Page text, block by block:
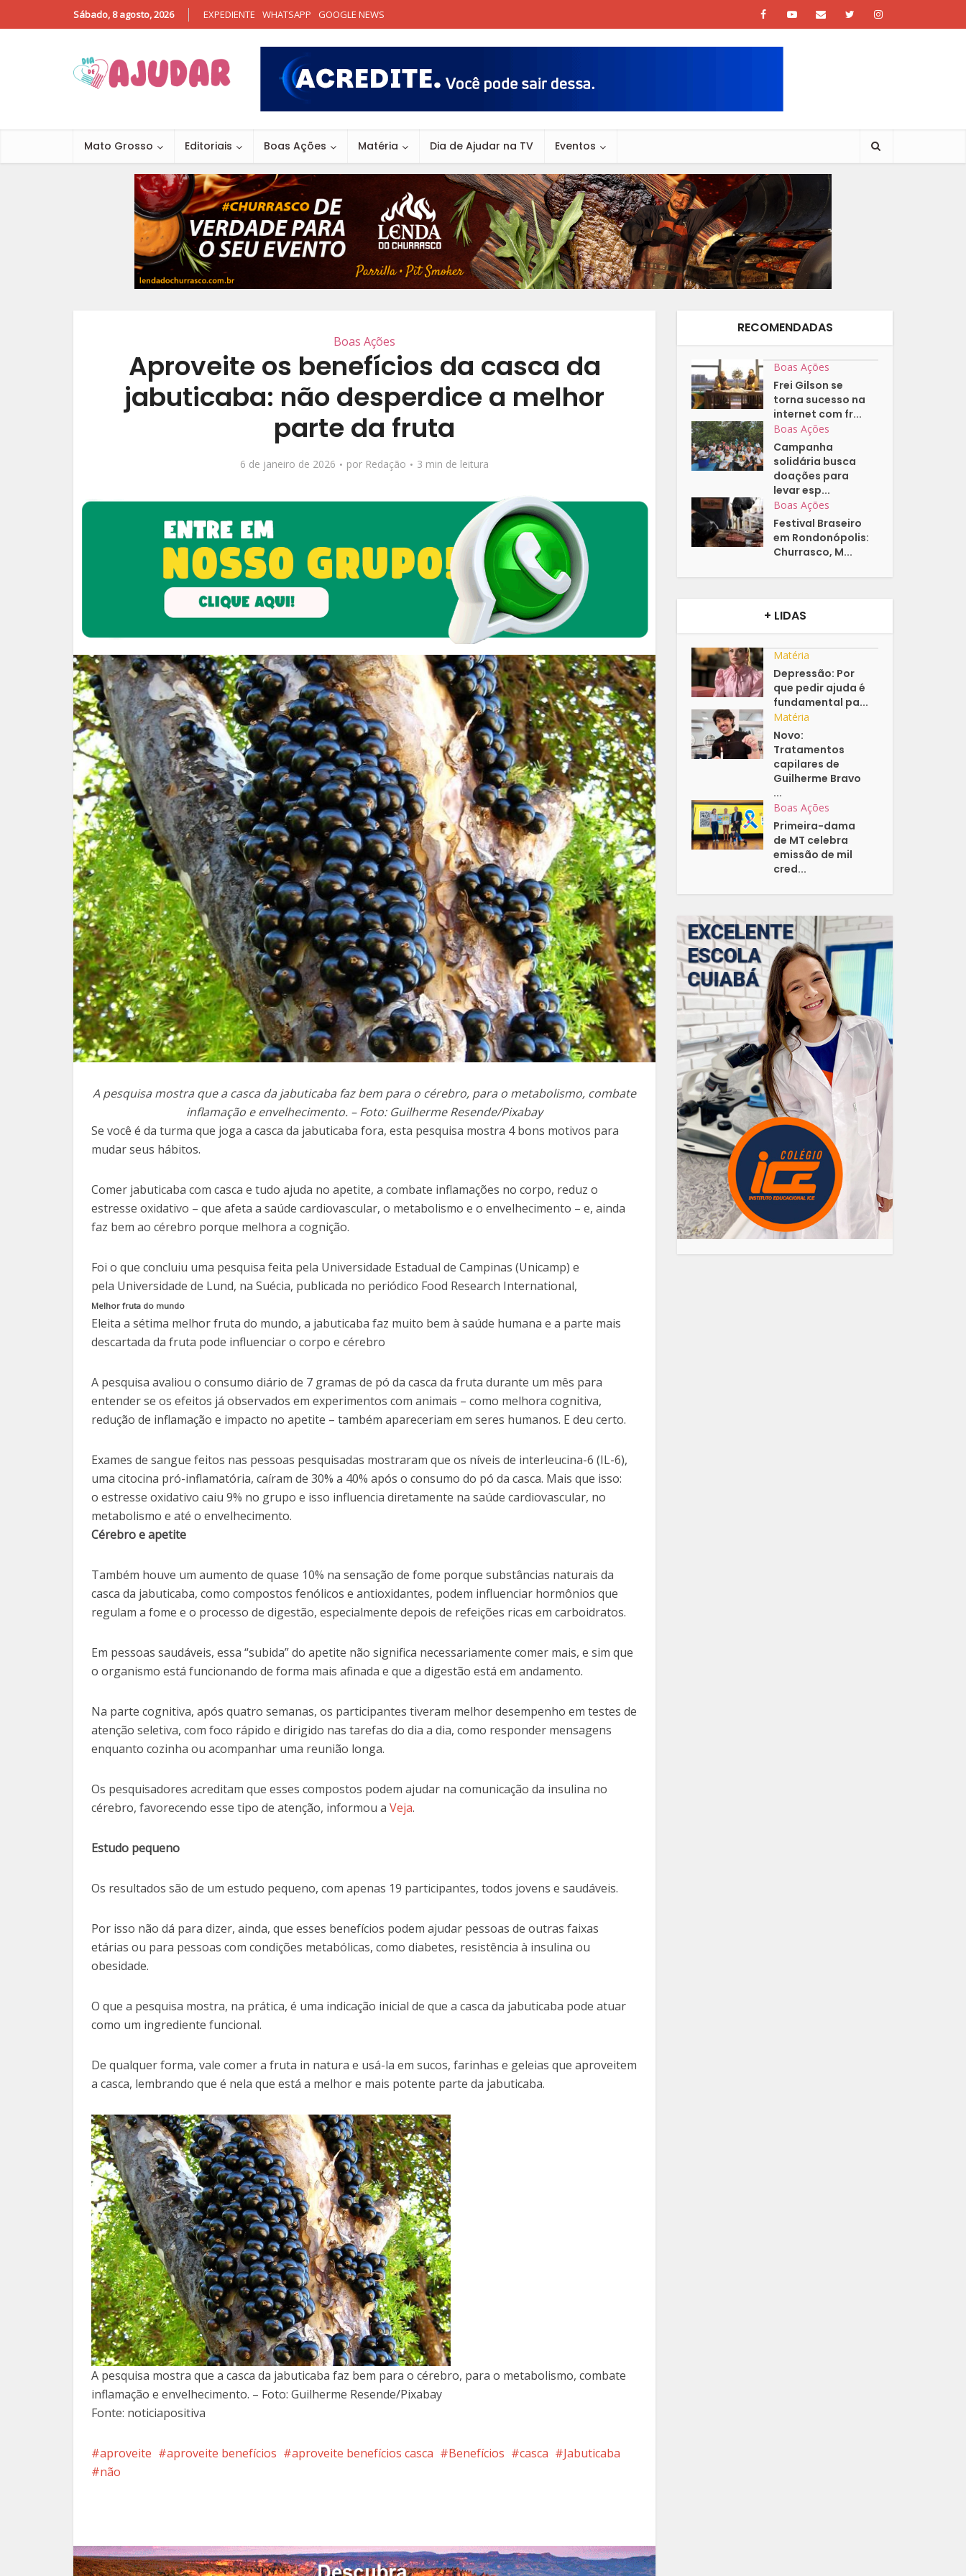
Sábado, 8 agosto, 2026 EXPEDIENTE WHATSAPP GOOGLE NEWS
Mato Grosso Editoriais Boas Ações Matéria Dia de Ajudar na TV Eventos
Boas Ações
Aproveite os benefícios da casca da
jabuticaba: não desperdice a melhor
parte da fruta
6 de janeiro de 2026 por Redação 3 min de leitura
A pesquisa mostra que a casca da jabuticaba faz bem para o cérebro, para o metabolismo, combate
inflamação e envelhecimento. – Foto: Guilherme Resende/Pixabay
Se você é da turma que joga a casca da jabuticaba fora, esta pesquisa mostra 4 bons motivos para
mudar seus hábitos.
Comer jabuticaba com casca e tudo ajuda no apetite, a combate inflamações no corpo, reduz o
estresse oxidativo – que afeta a saúde cardiovascular, o metabolismo e o envelhecimento – e, ainda
faz bem ao cérebro porque melhora a cognição.
Foi o que concluiu uma pesquisa feita pela Universidade Estadual de Campinas (Unicamp) e
pela Universidade de Lund, na Suécia, publicada no periódico Food Research International,
Melhor fruta do mundo
Eleita a sétima melhor fruta do mundo, a jabuticaba faz muito bem à saúde humana e a parte mais
descartada da fruta pode influenciar o corpo e cérebro
A pesquisa avaliou o consumo diário de 7 gramas de pó da casca da fruta durante um mês para
entender se os efeitos já observados em experimentos com animais – como melhora cognitiva,
redução de inflamação e impacto no apetite – também apareceriam em seres humanos. E deu certo.
Exames de sangue feitos nas pessoas pesquisadas mostraram que os níveis de interleucina-6 (IL-6),
uma citocina pró-inflamatória, caíram de 30% a 40% após o consumo do pó da casca. Mais que isso:
o estresse oxidativo caiu 9% no grupo e isso influencia diretamente na saúde cardiovascular, no
metabolismo e até o envelhecimento.
Cérebro e apetite
Também houve um aumento de quase 10% na sensação de fome porque substâncias naturais da
casca da jabuticaba, como compostos fenólicos e antioxidantes, podem influenciar hormônios que
regulam a fome e o processo de digestão, especialmente depois de refeições ricas em carboidratos.
Em pessoas saudáveis, essa “subida” do apetite não significa necessariamente comer mais, e sim que
o organismo está funcionando de forma mais afinada e que a digestão está em andamento.
Na parte cognitiva, após quatro semanas, os participantes tiveram melhor desempenho em testes de
atenção seletiva, com foco rápido e dirigido nas tarefas do dia a dia, como responder mensagens
enquanto cozinha ou acompanhar uma reunião longa.
Os pesquisadores acreditam que esses compostos podem ajudar na comunicação da insulina no
cérebro, favorecendo esse tipo de atenção, informou a Veja.
Estudo pequeno
Os resultados são de um estudo pequeno, com apenas 19 participantes, todos jovens e saudáveis.
Por isso não dá para dizer, ainda, que esses benefícios podem ajudar pessoas de outras faixas
etárias ou para pessoas com condições metabólicas, como diabetes, resistência à insulina ou
obesidade.
O que a pesquisa mostra, na prática, é uma indicação inicial de que a casca da jabuticaba pode atuar
como um ingrediente funcional.
De qualquer forma, vale comer a fruta in natura e usá-la em sucos, farinhas e geleias que aproveitem
a casca, lembrando que é nela que está a melhor e mais potente parte da jabuticaba.
A pesquisa mostra que a casca da jabuticaba faz bem para o cérebro, para o metabolismo, combate
inflamação e envelhecimento. – Foto: Guilherme Resende/Pixabay
Fonte: noticiapositiva
aproveite aproveite benefícios aproveite benefícios casca Benefícios casca
Jabuticaba
não
RECOMENDADAS
Boas Ações
Frei Gilson se
torna sucesso na
internet com fr...
Boas Ações
Campanha
solidária busca
doações para
levar esp...
Boas Ações
Festival Braseiro
em Rondonópolis:
Churrasco, M...
+ LIDAS
Matéria
Depressão: Por
que pedir ajuda é
fundamental pa...
Matéria
Novo:
Tratamentos
capilares de
Guilherme Bravo
...
Boas Ações
Primeira-dama
de MT celebra
emissão de mil
cred...